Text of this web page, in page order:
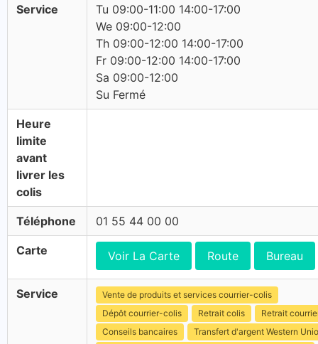
Service
Tu 09:00-11:00 14:00-17:00
We 09:00-12:00
Th 09:00-12:00 14:00-17:00
Fr 09:00-12:00 14:00-17:00
Sa 09:00-12:00
Su Fermé
Heure
limite
avant
livrer les
colis
Téléphone 01 55 44 00 00
Carte Voir La Carte Route Bureau
Service
Vente de produits et services courrier-colis
Dépôt courrier-colis
Retrait colis
Retrait
Conseils bancaires
Transfert d'argent Western